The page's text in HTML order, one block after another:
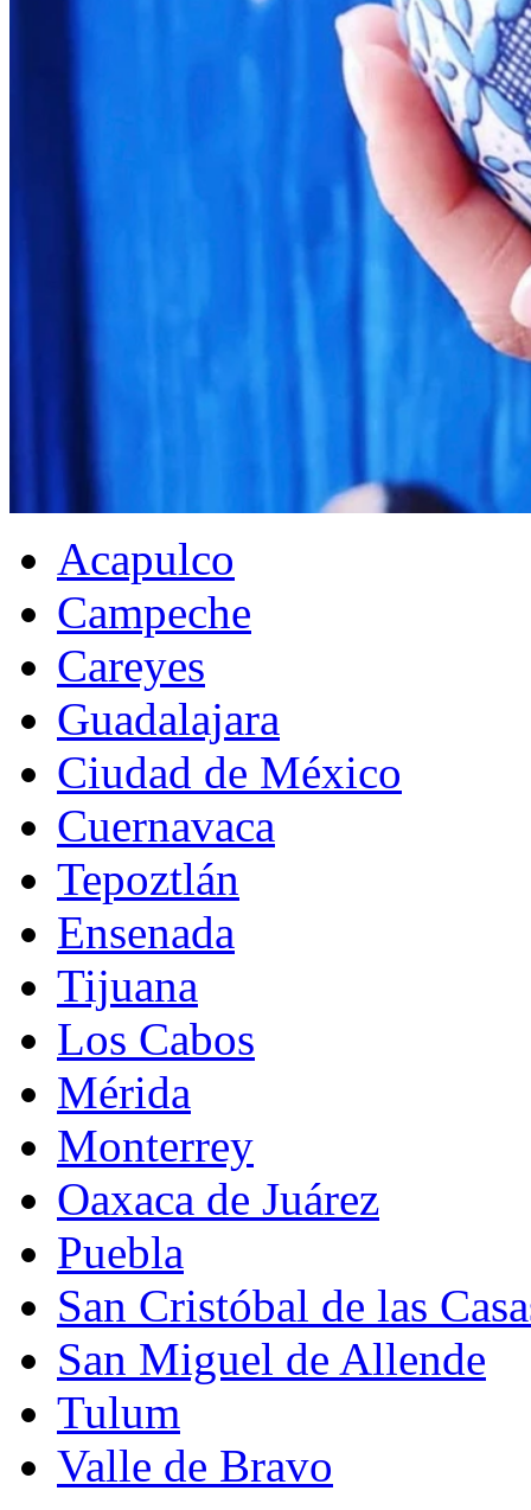
Acapulco
Campeche
Careyes
Guadalajara
Ciudad de México
Cuernavaca
Tepoztlán
Ensenada
Tijuana
Los Cabos
Mérida
Monterrey
Oaxaca de Juárez
Puebla
San Cristóbal de las
San Miguel de Allende
Tulum
Valle de Bravo